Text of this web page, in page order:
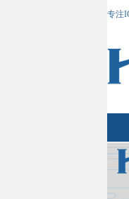
专注